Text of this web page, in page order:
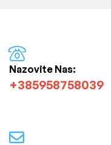
Nazovite Nas:
+385958758039